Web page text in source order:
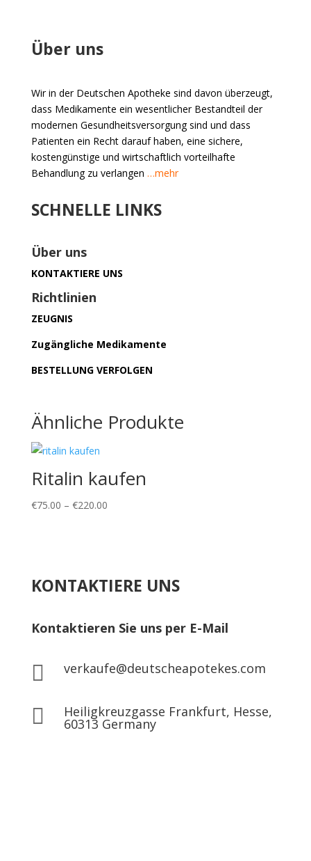
Über uns
Wir in der Deutschen Apotheke sind davon überzeugt,
dass Medikamente ein wesentlicher Bestandteil der
modernen Gesundheitsversorgung sind und dass
Patienten ein Recht darauf haben, eine sichere,
kostengünstige und wirtschaftlich vorteilhafte
Behandlung zu verlangen …mehr
SCHNELLE LINKS
Über uns
KONTAKTIERE UNS
Richtlinien
ZEUGNIS
Zugängliche Medikamente
BESTELLUNG VERFOLGEN
Ähnliche Produkte
Ritalin kaufen
€75.00 – €220.00Preisspanne:
KONTAKTIERE UNS
Kontaktieren Sie uns per E-Mail
 verkaufe@deutscheapotekes.com
 Heiligkreuzgasse Frankfurt, Hesse,
60313 Germany